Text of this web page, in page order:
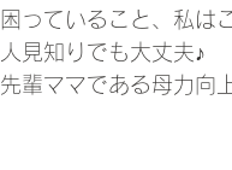
困っていること、私は
人見知りでも大丈夫♪
先輩ママである母力向